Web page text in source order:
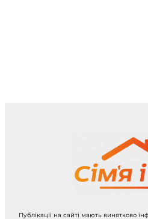
Публікації на сайті мають винятково